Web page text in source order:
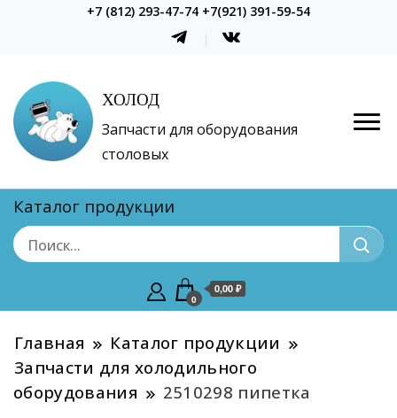
+7 (812) 293-47-74 +7(921) 391-59-54
ХОЛОД
Запчасти для оборудования
столовых
Каталог продукции
0
0,00 ₽
Главная
Каталог продукции
Запчасти для холодильного
оборудования
2510298 пипетка